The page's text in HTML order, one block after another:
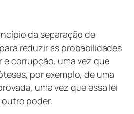
da separação de
reduzir as probabilidades
e corrupção, uma vez que
por exemplo, de uma
uma vez que essa lei
outro poder.